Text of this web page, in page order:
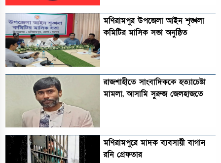
মণিরামপুর উপজেলা আইন শৃঙ্খলা
কমিটির মাসিক সভা অনুষ্ঠিত‎‎
রাজশাহীতে সাংবাদিককে হত্যাচেষ্টা
মামলা, আসামি সুরুজ জেলহাজতে
মণিরামপুরে মাদক ব্যবসায়ী বাগান
রনি গ্রেফতার